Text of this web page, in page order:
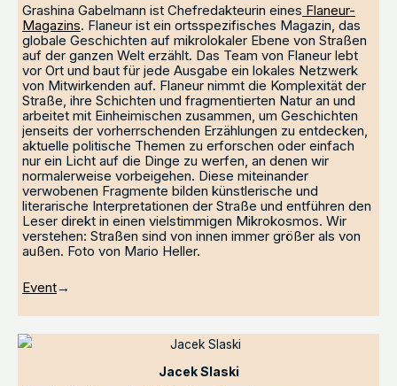
Grashina Gabelmann ist Chefredakteurin eines Flaneur-
Magazins. Flaneur ist ein ortsspezifisches Magazin, das
globale Geschichten auf mikrolokaler Ebene von Straßen
auf der ganzen Welt erzählt. Das Team von Flaneur lebt
vor Ort und baut für jede Ausgabe ein lokales Netzwerk
von Mitwirkenden auf. Flaneur nimmt die Komplexität der
Straße, ihre Schichten und fragmentierten Natur an und
arbeitet mit Einheimischen zusammen, um Geschichten
jenseits der vorherrschenden Erzählungen zu entdecken,
aktuelle politische Themen zu erforschen oder einfach
nur ein Licht auf die Dinge zu werfen, an denen wir
normalerweise vorbeigehen. Diese miteinander
verwobenen Fragmente bilden künstlerische und
literarische Interpretationen der Straße und entführen den
Leser direkt in einen vielstimmigen Mikrokosmos. Wir
verstehen: Straßen sind von innen immer größer als von
außen. Foto von Mario Heller.
Event→
Jacek Slaski